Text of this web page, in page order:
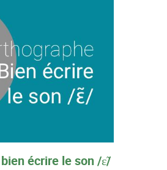
écrire le son /ɛ̃/